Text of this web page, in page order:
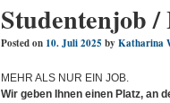
Studentenjob
Posted on 10. Juli 2025 by Katharina
MEHR ALS NUR EIN JOB.
Wir geben Ihnen einen Platz, an